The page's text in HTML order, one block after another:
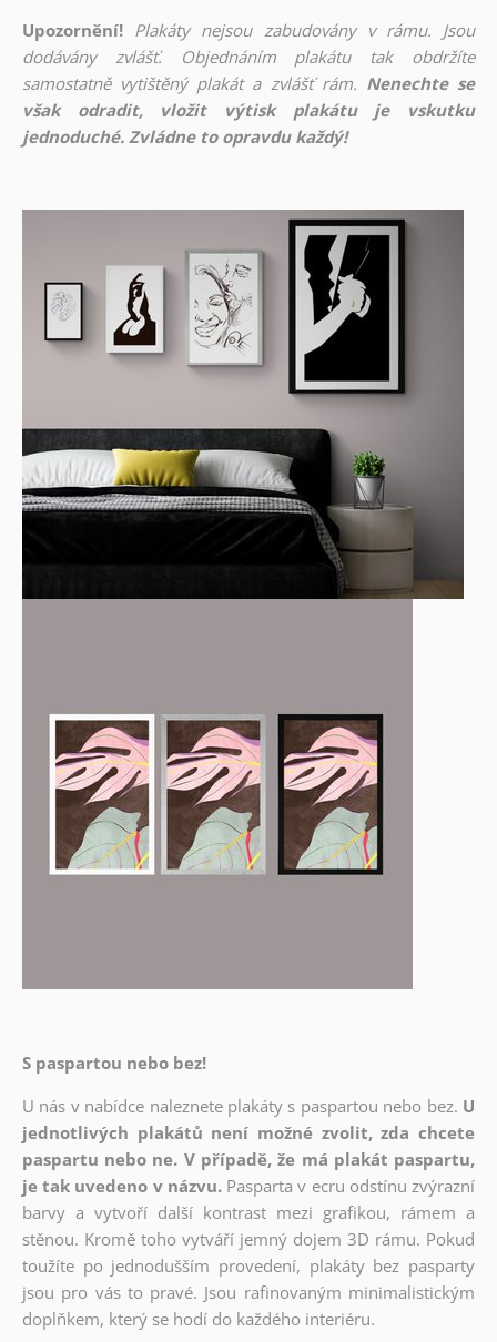
Upozornění! Plakáty nejsou zabudovány v rámu. Jsou
dodávány zvlášť. Objednáním plakátu tak obdržíte
samostatně vytištěný plakát a zvlášť rám. Nenechte se
však odradit, vložit výtisk plakátu je vskutku
jednoduché. Zvládne to opravdu každý!
S paspartou nebo bez!
U nás v nabídce naleznete plakáty s paspartou nebo bez. U
jednotlivých plakátů není možné zvolit, zda chcete
paspartu nebo ne. V případě, že má plakát paspartu,
je tak uvedeno v názvu. Pasparta v ecru odstínu zvýrazní
barvy a vytvoří další kontrast mezi grafikou, rámem a
stěnou. Kromě toho vytváří jemný dojem 3D rámu. Pokud
toužíte po jednodušším provedení, plakáty bez pasparty
jsou pro vás to pravé. Jsou rafinovaným minimalistickým
doplňkem, který se hodí do každého interiéru.